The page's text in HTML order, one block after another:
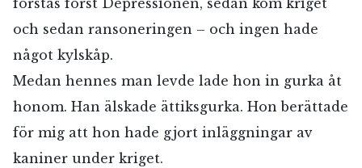
och sedan ransoneringen – och ingen hade
något kylskåp.
Medan hennes man levde lade hon in gurka åt
honom. Han älskade ättiksgurka. Hon berättade
för mig att hon hade gjort inläggningar av
kaniner under kriget.